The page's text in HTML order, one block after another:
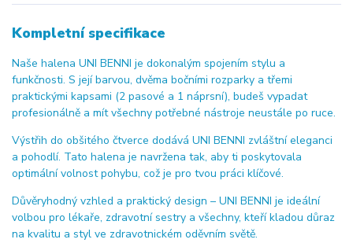
Kompletní specifikace
Naše halena UNI BENNI je dokonalým spojením stylu a
funkčnosti. S její barvou, dvěma bočními rozparky a třemi
praktickými kapsami (2 pasové a 1 náprsní), budeš vypadat
profesionálně a mít všechny potřebné nástroje neustále po ruce.
Výstřih do obšitého čtverce dodává UNI BENNI zvláštní eleganci
a pohodlí. Tato halena je navržena tak, aby ti poskytovala
optimální volnost pohybu, což je pro tvou práci klíčové.
Důvěryhodný vzhled a praktický design – UNI BENNI je ideální
volbou pro lékaře, zdravotní sestry a všechny, kteří kladou důraz
na kvalitu a styl ve zdravotnickém oděvním světě.